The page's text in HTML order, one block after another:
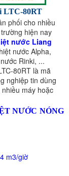
LTC-80RT
phối cho nhiều
hiện nay
nước Liang
nước Alpha,
Rinki, ...
80RT là mã
nghiệp tin dùng
máy hoặc
NƯỚC NÓNG
m3/giờ